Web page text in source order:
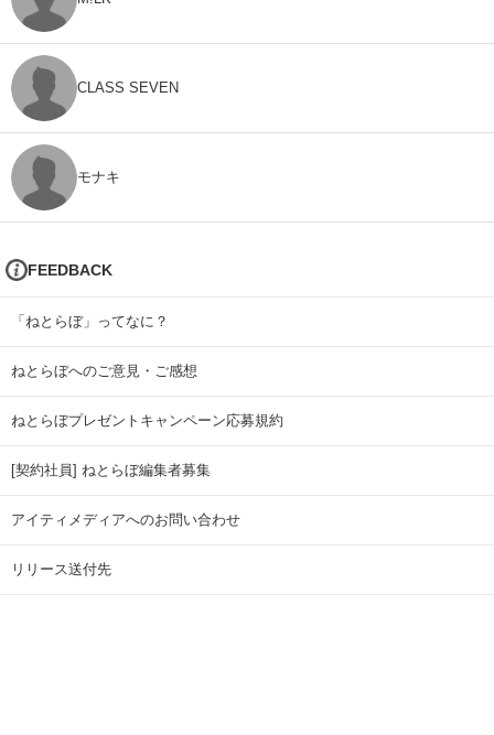
CLASS SEVEN
モナキ
FEEDBACK
「ねとらぼ」ってなに？
ねとらぼへのご意見・ご感想
ねとらぼプレゼントキャンペーン応募規約
[契約社員] ねとらぼ編集者募集
アイティメディアへのお問い合わせ
リリース送付先